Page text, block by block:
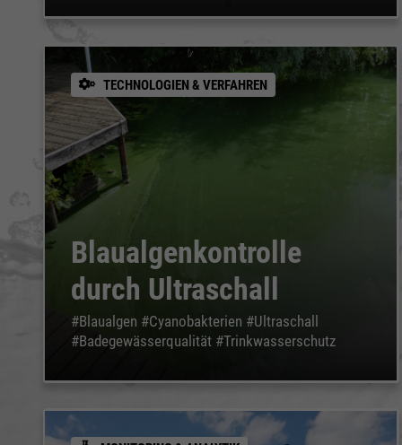
TECHNOLOGIEN & VERFAHREN
Blaualgenkontrolle
durch Ultraschall
#Blaualgen #Cyanobakterien #Ultraschall
#Badegewässerqualität #Trinkwasserschutz
Notwendig
Notwendig